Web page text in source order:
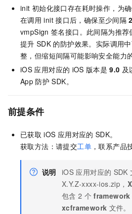
init 初始化接口存在耗时操作，为
在调用 init 接口后，确保至少间隔 2
vmpSign 签名接口。此间隔为推
提升 SDK 的防护效果。实际调用
整，但缩短间隔可能影响安全能力
iOS 应用对应的 iOS 版本是 9.0 及
App 防护 SDK。
前提条件
已获取 iOS 应用对应的 SDK。
获取方法：请提交工单 ，联系产品
说明 iOS 应用对应的 SDK
X.Y.Z-xxxx-ios.zip，
包含 2 个 framework
xcframework 文件。